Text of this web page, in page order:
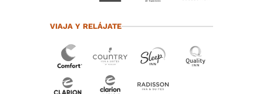
VIAJA Y RELÁJATE